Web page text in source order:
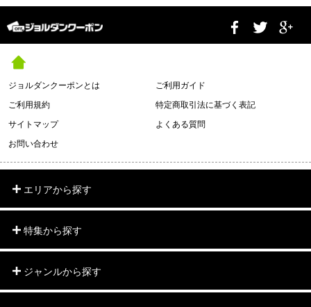
ジョルダンクーポンとは
ご利用ガイド
ご利用規約
特定商取引法に基づく表記
サイトマップ
よくある質問
お問い合わせ
エリアから探す
特集から探す
ジャンルから探す